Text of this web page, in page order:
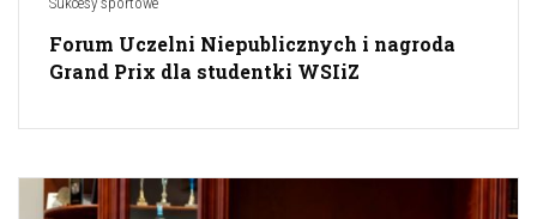
Forum Uczelni Niepublicznych i nagroda
Grand Prix dla studentki WSIiZ